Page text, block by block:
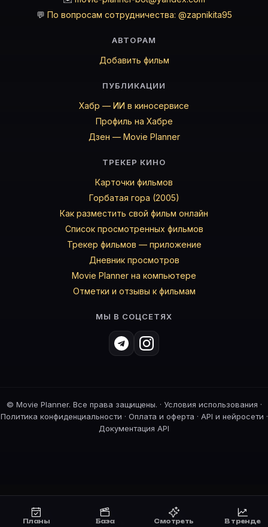
Планы Смотреть Премьеры В тренде
Планы База Смотреть В тренде
💬 По вопросам сотрудничества: @zapnikita95
АВТОРАМ
Добавить фильм
ПУБЛИКАЦИИ
Хабр — ИИ в киносервисе
Профиль на Хабре
Дзен — Movie Planner
ТРЕКЕР КИНО
Карточки фильмов
Горбатая гора (2005)
Как разместить свой фильм онлайн
Список просмотренных фильмов
Трекер фильмов — приложение
Дневник просмотров
Movie Planner на компьютере
Отметки и отзывы к фильмам
МЫ В СОЦСЕТЯХ
© Movie Planner. Все права защищены. · Условия использования ·
Политика конфиденциальности · Оплата и оферта · API и нейросети ·
Документация API